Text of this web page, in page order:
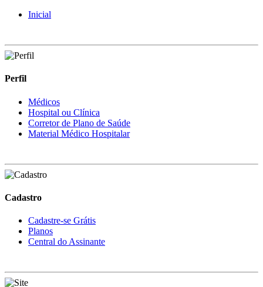
Inicial
Perfil
Médicos
Hospital ou Clínica
Corretor de Plano de Saúde
Material Médico Hospitalar
Cadastro
Cadastre-se Grátis
Planos
Central do Assinante